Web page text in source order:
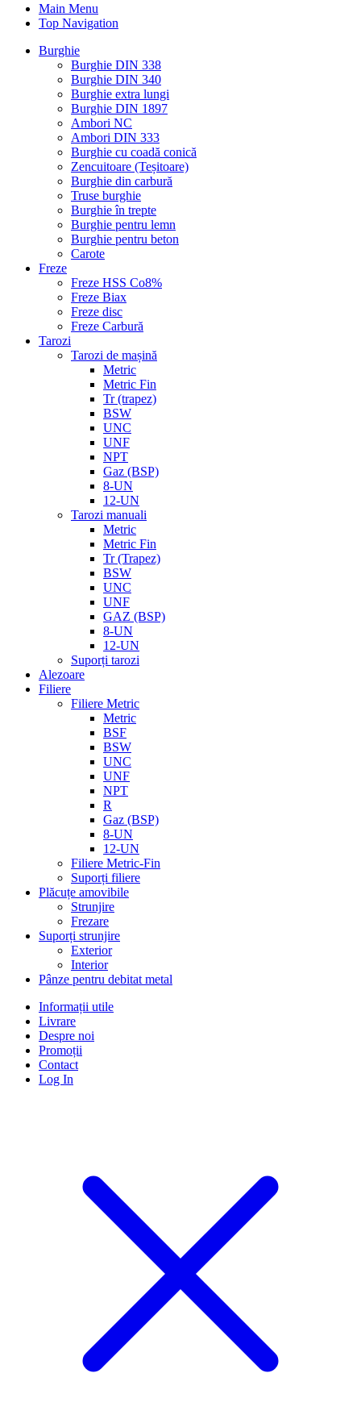
Main Menu
Top Navigation
Burghie
Burghie DIN 338
Burghie DIN 340
Burghie extra lungi
Burghie DIN 1897
Ambori NC
Ambori DIN 333
Burghie cu coadă conică
Zencuitoare (Teșitoare)
Burghie din carbură
Truse burghie
Burghie în trepte
Burghie pentru lemn
Burghie pentru beton
Carote
Freze
Freze HSS Co8%
Freze Biax
Freze disc
Freze Carbură
Tarozi
Tarozi de mașină
Metric
Metric Fin
Tr (trapez)
BSW
UNC
UNF
NPT
Gaz (BSP)
8-UN
12-UN
Tarozi manuali
Metric
Metric Fin
Tr (Trapez)
BSW
UNC
UNF
GAZ (BSP)
8-UN
12-UN
Suporți tarozi
Alezoare
Filiere
Filiere Metric
Metric
BSF
BSW
UNC
UNF
NPT
R
Gaz (BSP)
8-UN
12-UN
Filiere Metric-Fin
Suporți filiere
Plăcuțe amovibile
Strunjire
Frezare
Suporți strunjire
Exterior
Interior
Pânze pentru debitat metal
Informații utile
Livrare
Despre noi
Promoții
Contact
Log In